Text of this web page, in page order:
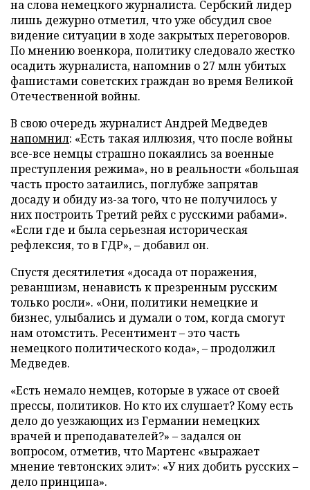
на слова немецкого журналиста. Сербский лидер
лишь дежурно отметил, что уже обсудил свое
видение ситуации в ходе закрытых переговоров.
По мнению военкора, политику следовало жестко
осадить журналиста, напомнив о 27 млн убитых
фашистами советских граждан во время Великой
Отечественной войны.
В свою очередь журналист Андрей Медведев
напомнил: «Есть такая иллюзия, что после войны
все-все немцы страшно покаялись за военные
преступления режима», но в реальности «большая
часть просто затаились, поглубже запрятав
досаду и обиду из-за того, что не получилось у
них построить Третий рейх с русскими рабами».
«Если где и была серьезная историческая
рефлексия, то в ГДР», – добавил он.
Спустя десятилетия «досада от поражения,
реваншизм, ненависть к презренным русским
только росли». «Они, политики немецкие и
бизнес, улыбались и думали о том, когда смогут
нам отомстить. Ресентимент – это часть
немецкого политического кода», – продолжил
Медведев.
«Есть немало немцев, которые в ужасе от своей
прессы, политиков. Но кто их слушает? Кому есть
дело до уезжающих из Германии немецких
врачей и преподавателей?» – задался он
вопросом, отметив, что Мартенс «выражает
мнение тевтонских элит»: «У них добить русских –
дело принципа».